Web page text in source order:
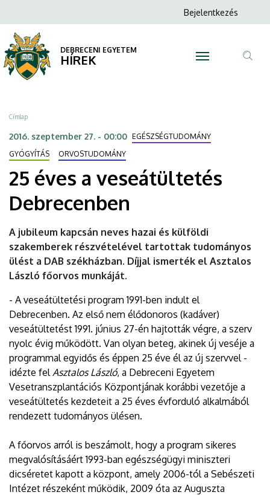
éves
a
veseátültetés
Debrecenben
DEBRECENI
EGYETEM
a
tartalomra
Anonim
menüje
Bejelentkezés
DEBRECENI EGYETEM
HÍREK
Morzsa
Címlap
2016. szeptember 27. - 00:00 EGÉSZSÉGTUDOMÁNY
GYÓGYÍTÁS
ORVOSTUDOMÁNY
25 éves a veseátültetés
Debrecenben
A jubileum kapcsán neves hazai és külföldi
szakemberek részvételével tartottak tudományos
ülést a DAB székházban. Díjjal ismerték el Asztalos
László főorvos munkáját.
- A veseátültetési program 1991-ben indult el
Debrecenben. Az első nem élődonoros (kadáver)
veseátültetést 1991. június 27-én hajtották végre, a szerv
nyolc évig működött. Van olyan beteg, akinek új veséje a
programmal egyidős és éppen 25 éve él az új szervvel -
idézte fel Asztalos László, a Debreceni Egyetem
Vesetranszplantációs Központjának korábbi vezetője a
veseátültetés kezdeteit a 25 éves évforduló alkalmából
rendezett tudományos ülésen.
A főorvos arról is beszámolt, hogy a program sikeres
megvalósításáért 1993-ban egészségügyi miniszteri
dicséretet kapott a központ, amely 2006-tól a Sebészeti
Intézet részeként működik, 2009 óta az Auguszta